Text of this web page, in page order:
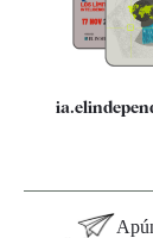
Especificaciones